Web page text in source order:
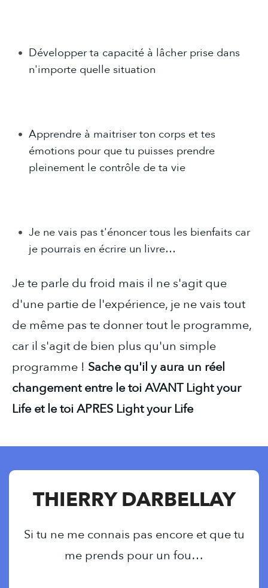
Développer ta capacité à lâcher prise dans
n'importe quelle situation
Apprendre à maitriser ton corps et tes
émotions pour que tu puisses prendre
pleinement le contrôle de ta vie
Je ne vais pas t'énoncer tous les bienfaits car
je pourrais en écrire un livre…
Je te parle du froid mais il ne s'agit que
d'une partie de l'expérience, je ne vais tout
de même pas te donner tout le programme,
car il s'agit de bien plus qu'un simple
programme ! Sache qu'il y aura un réel
changement entre le toi AVANT Light your
Life et le toi APRES Light your Life
THIERRY DARBELLAY
Si tu ne me connais pas encore et que tu
me prends pour un fou…